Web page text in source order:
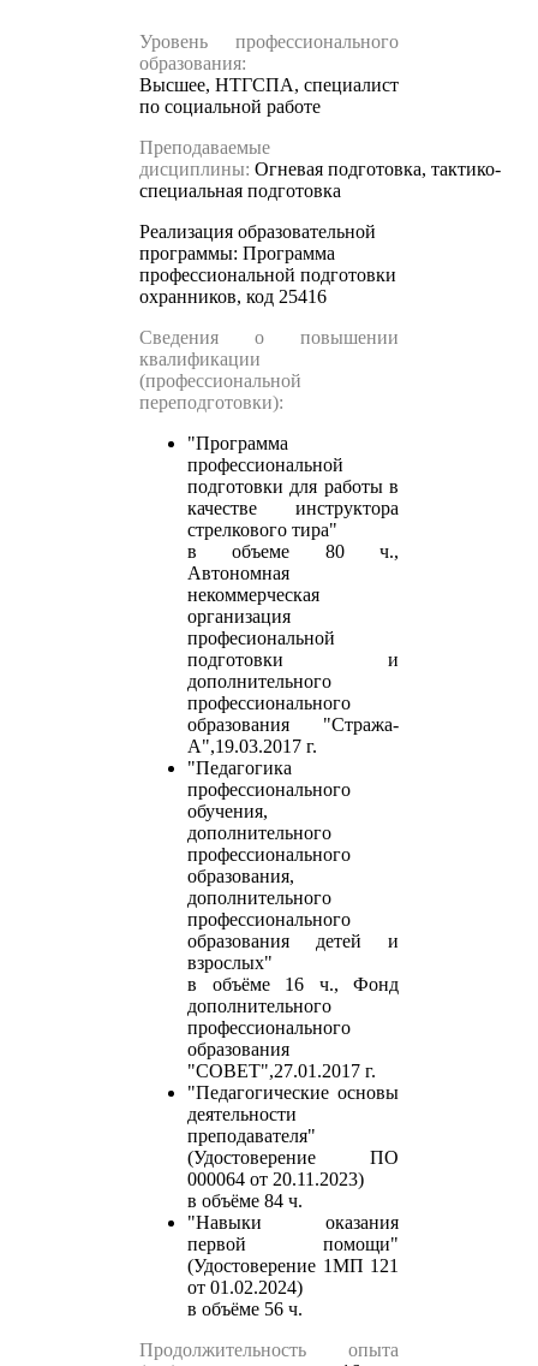
Уровень профессионального
образования:
Высшее, НТГСПА, специалист
по социальной работе
Преподаваемые
дисциплины: Огневая подготовка, тактико-
специальная подготовка
Реализация образовательной
программы: Программа
профессиональной подготовки
охранников, код 25416
Сведения о повышении
квалификации
(профессиональной
переподготовки):
"Программа
профессиональной
подготовки для работы в
качестве инструктора
стрелкового тира"
в объеме 80 ч.,
Автономная
некоммерческая
организация
професиональной
подготовки и
дополнительного
профессионального
образования "Стража-
А",19.03.2017 г.
"Педагогика
профессионального
обучения,
дополнительного
профессионального
образования,
дополнительного
профессионального
образования детей и
взрослых"
в объёме 16 ч., Фонд
дополнительного
профессионального
образования
"СОВЕТ",27.01.2017 г.
"Педагогические основы
деятельности
преподавателя"
(Удостоверение ПО
000064 от 20.11.2023)
в объёме 84 ч.
"Навыки оказания
первой помощи"
(Удостоверение 1МП 121
от 01.02.2024)
в объёме 56 ч.
Продолжительность опыта